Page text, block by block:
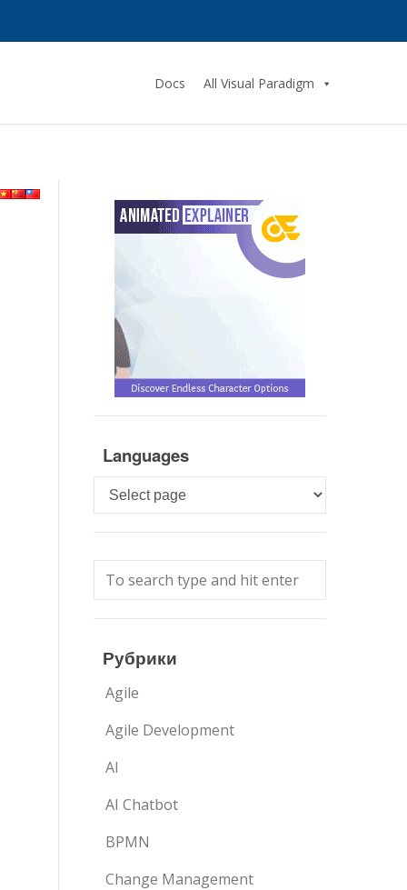
Docs All Visual Paradigm
Languages
Languages
Рубрики
Agile
Agile Development
AI
AI Chatbot
BPMN
Change Management